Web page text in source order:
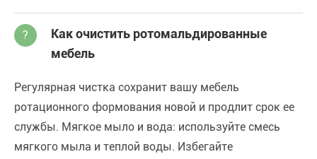
?
Как очистить ротомальдированные
мебель
Регулярная чистка сохранит вашу мебель
ротационного формования новой и продлит срок ее
службы. Мягкое мыло и вода: используйте смесь
мягкого мыла и теплой воды. Избегайте